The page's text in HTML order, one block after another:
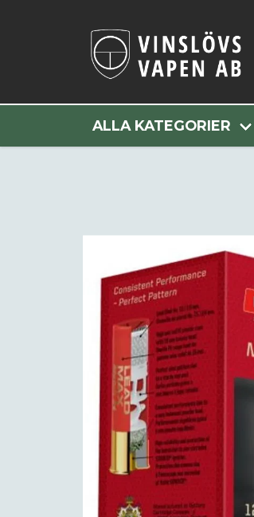
ALLA KATEGORIER